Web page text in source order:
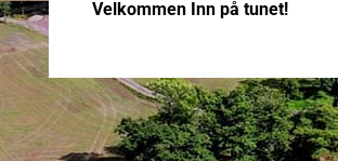
Velkommen Inn på tunet!